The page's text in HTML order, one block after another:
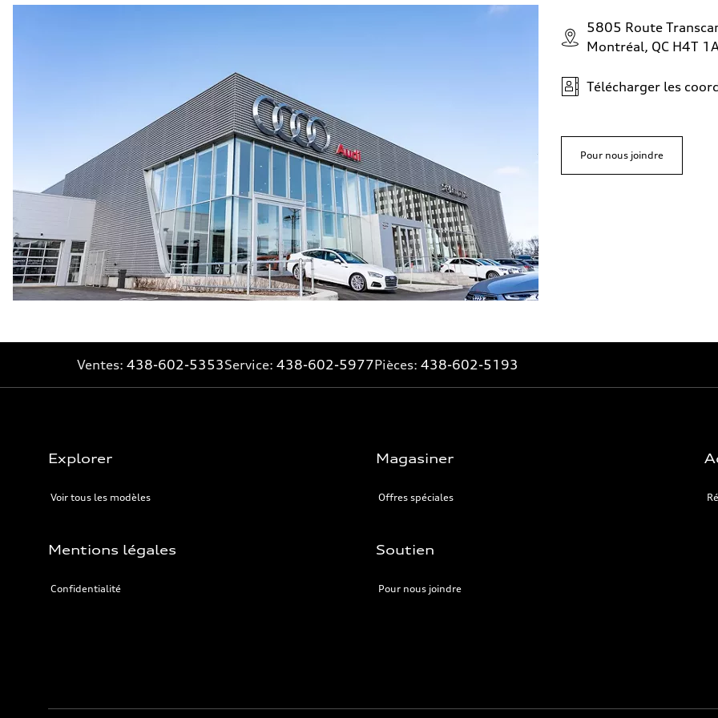
5805 Route
Montréal, QC H4T
Télécharger les
Pour nous joindre
Ventes: 438-602-5353Service: 438-602-5977Pièces: 438-602-5193
Explorer
Voir tous les modèles
Magasiner
Offres spéciales
Mentions légales
Confidentialité
Soutien
Pour nous joindre